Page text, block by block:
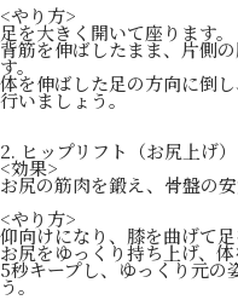
<やり方>
足を大きく開いて座ります。
背筋を伸ばしたまま、片側
す。
体を伸ばした足の方向に倒
行いましょう。
2. ヒップリフト（お尻上げ）
<効果>
お尻の筋肉を鍛え、骨盤の安
<やり方>
仰向けになり、膝を曲げて足
お尻をゆっくり持ち上げ、体
5秒キープし、ゆっくり元の
う。